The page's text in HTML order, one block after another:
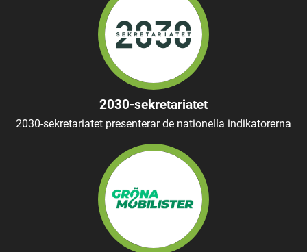
2030-sekretariatet
2030-sekretariatet presenterar de nationella indikatorerna